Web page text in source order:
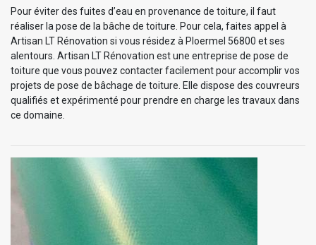
Pour éviter des fuites d’eau en provenance de toiture, il faut
réaliser la pose de la bâche de toiture. Pour cela, faites appel à
Artisan LT Rénovation si vous résidez à Ploermel 56800 et ses
alentours. Artisan LT Rénovation est une entreprise de pose de
toiture que vous pouvez contacter facilement pour accomplir vos
projets de pose de bâchage de toiture. Elle dispose des couvreurs
qualifiés et expérimenté pour prendre en charge les travaux dans
ce domaine.